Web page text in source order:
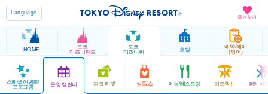
즐겨찾기
Language
HOME
도쿄
디즈니랜드
도쿄
디즈니씨
호텔
예약/예매
(영어)
스페셜 이벤트/
프로그램 운영 캘린더 파크 티켓 상품/숍 메뉴/레스토랑 어트랙션 퍼레이